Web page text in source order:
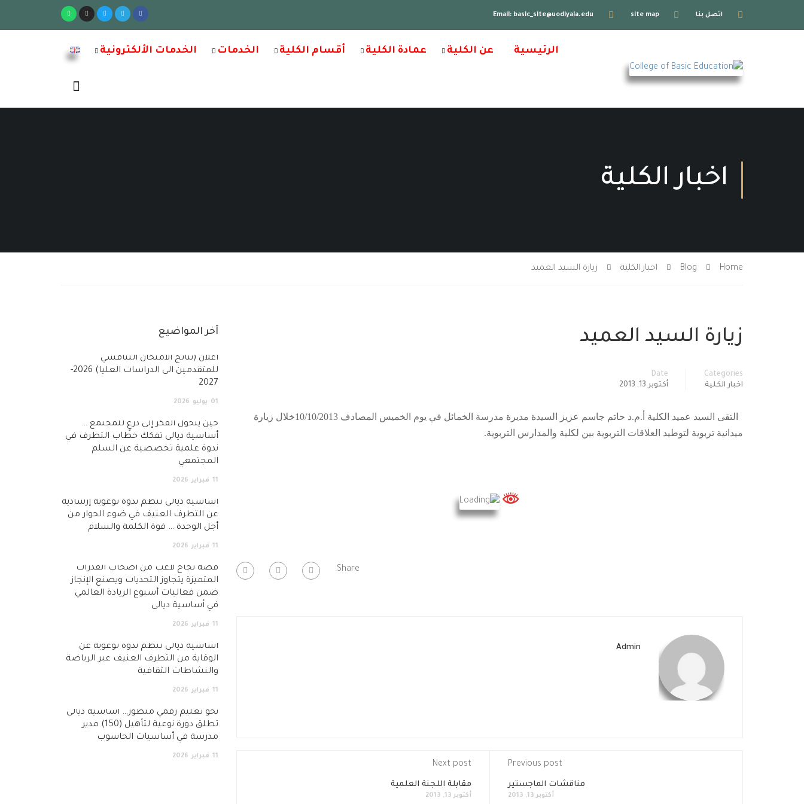
اتصل بنا site map
Email: basic_site@uodiyala.edu
الرئيسية عن الكلية عمادة الكلية أقسام الكلية الخدمات الخدمات الألكترونية
اخبار الكلية
Home
Blog اخبار الكلية زيارة السيد العميد
زيارة السيد العميد
Categories
اخبار الكلية
Date
أكتوبر 13, 2013
التقى السيد عميد الكلية أ.م.د حاتم جاسم عزيز السيدة مديرة مدرسة الخمائل في يوم الخميس المصادف 10/10/2013خلال زيارة
ميدانية تربوية لتوطيد العلاقات التربوية بين لكلية والمدارس التربوية.
Share:
Admin
Previous post
مناقشات الماجستير
أكتوبر 13, 2013
Next post
مقابلة اللجنة العلمية
أكتوبر 13, 2013
آخر المواضيع
أعلان (نتائج الامتحان التنافسي
للمتقدمين الى الدراسات العليا) 2026-
2027
01 يوليو 2026
حين يتحول الفكر إلى درعٍ للمجتمع …
أساسية ديالى تفكك خطاب التطرف في
ندوة علمية تخصصية عن السلم
المجتمعي
11 فبراير 2026
أساسية ديالى تنظم ندوة توعوية إرشادية
عن التطرف العنيف في ضوء الحوار من
أجل الوحدة … قوة الكلمة والسلام
11 فبراير 2026
قصة نجاح لاعب من أصحاب القدرات
المتميزة يتجاوز التحديات ويصنع الإنجاز
ضمن فعاليات أسبوع الريادة العالمي
في أساسية ديالى
11 فبراير 2026
أساسية ديالى تنظم ندوة توعوية عن
الوقاية من التطرف العنيف عبر الرياضة
والنشاطات الثقافية
11 فبراير 2026
نحو تعليم رقمي متطور… اساسية ديالى
تطلق دورة نوعية لتأهيل (150) مدير
مدرسة في أساسيات الحاسوب
11 فبراير 2026